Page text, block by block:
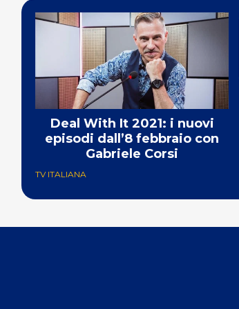
Deal With It 2021: i nuovi
episodi dall’8 febbraio con
Gabriele Corsi
TV ITALIANA